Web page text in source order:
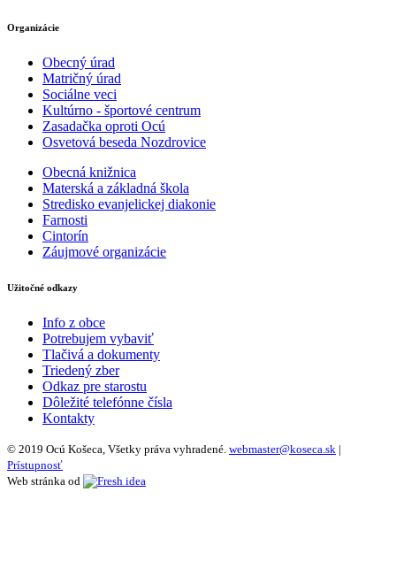
Organizácie
Obecný úrad
Matričný úrad
Sociálne veci
Kultúrno - športové centrum
Zasadačka oproti Ocú
Osvetová beseda Nozdrovice
Obecná knižnica
Materská a základná škola
Stredisko evanjelickej diakonie
Farnosti
Cintorín
Záujmové organizácie
Užitočné odkazy
Info z obce
Potrebujem vybaviť
Tlačivá a dokumenty
Triedený zber
Odkaz pre starostu
Dôležité telefónne čísla
Kontakty
© 2019 Ocú Košeca, Všetky práva vyhradené. webmaster@koseca.sk |
Prístupnosť
Web stránka od